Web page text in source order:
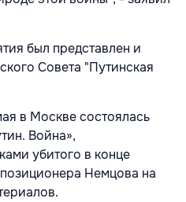
был представлен и
Совета "Путинская
в Москве состоялась
Война»,
убитого в конце
Немцова на